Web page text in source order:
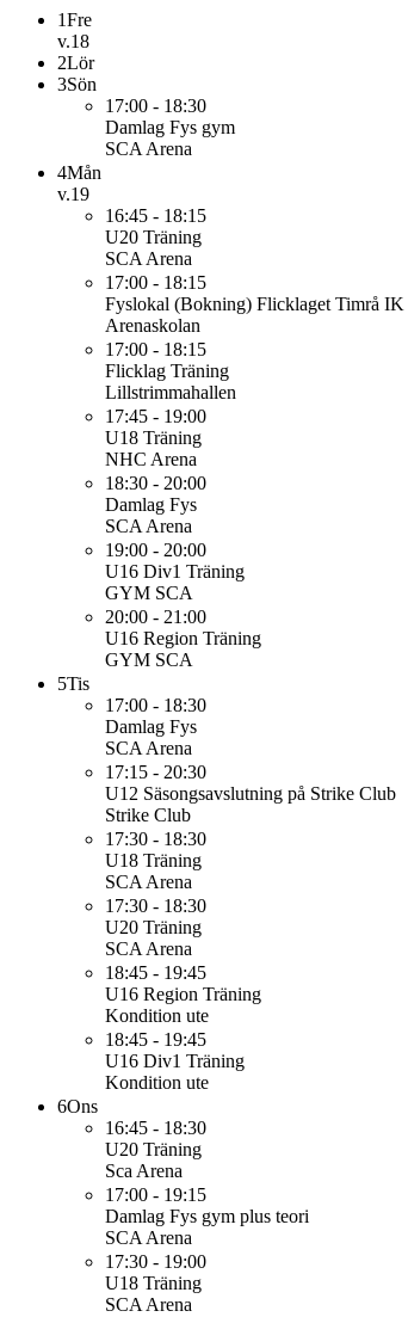
1Fre
v.18
2Lör
3Sön
17:00 - 18:30
Damlag Fys gym
SCA Arena
4Mån
v.19
16:45 - 18:15
U20 Träning
SCA Arena
17:00 - 18:15
Fyslokal (Bokning) Flicklaget Timrå IK
Arenaskolan
17:00 - 18:15
Flicklag Träning
Lillstrimmahallen
17:45 - 19:00
U18 Träning
NHC Arena
18:30 - 20:00
Damlag Fys
SCA Arena
19:00 - 20:00
U16 Div1 Träning
GYM SCA
20:00 - 21:00
U16 Region Träning
GYM SCA
5Tis
17:00 - 18:30
Damlag Fys
SCA Arena
17:15 - 20:30
U12 Säsongsavslutning på Strike Club
Strike Club
17:30 - 18:30
U18 Träning
SCA Arena
17:30 - 18:30
U20 Träning
SCA Arena
18:45 - 19:45
U16 Region Träning
Kondition ute
18:45 - 19:45
U16 Div1 Träning
Kondition ute
6Ons
16:45 - 18:30
U20 Träning
Sca Arena
17:00 - 19:15
Damlag Fys gym plus teori
SCA Arena
17:30 - 19:00
U18 Träning
SCA Arena